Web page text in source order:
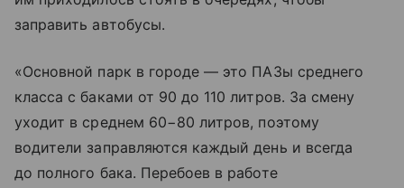
заправить автобусы.
«Основной парк в городе — это ПАЗы среднего
класса с баками от 90 до 110 литров. За смену
уходит в среднем 60−80 литров, поэтому
водители заправляются каждый день и всегда
до полного бака. Перебоев в работе